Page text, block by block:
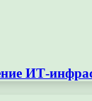
ИТ-